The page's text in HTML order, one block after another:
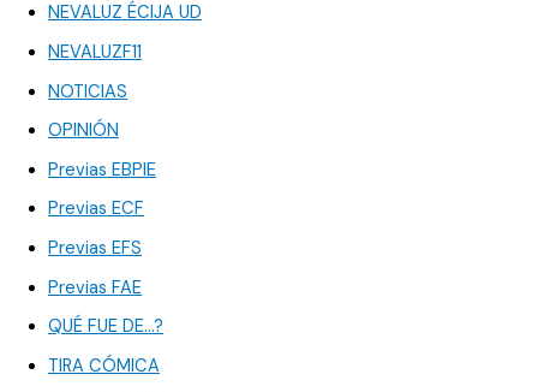
NEVALUZ ÉCIJA UD
NEVALUZF11
NOTICIAS
OPINIÓN
Previas EBPIE
Previas ECF
Previas EFS
Previas FAE
QUÉ FUE DE…?
TIRA CÓMICA